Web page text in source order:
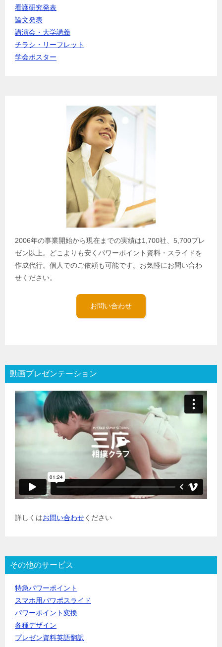
看護研究発表
論文発表
講演会・大学講義
チラシ・リーフレット
学会ポスター
2006年の事業開始から現在までの実績は1,700社、5,700プレ
ゼン以上。どこよりも安くパワーポイント資料・スライドを
作成代行。個人でのご依頼も可能です。お気軽にお問い合わ
せください。
お問い合わせ
動画プレゼンテーション
詳しくはお問い合わせください
その他のサービス
特急パワーポイント
スマホ用パワポスライド
パワーポイント変換
各種デザイン
プレゼン資料英語翻訳